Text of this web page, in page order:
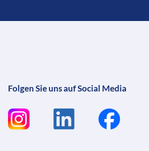
Folgen Sie uns auf Social Media